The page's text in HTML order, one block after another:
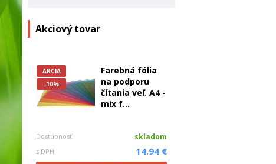
Akciový tovar
AKCIA
-10%
Farebná fólia
na podporu
čítania veľ. A4 -
mix f...
Dostupnosť skladom
s DPH 14.94 €